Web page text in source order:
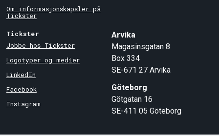
Om informasjonskapsler på
Tickster
Tickster
Jobbe hos Tickster
Logotyper og medier
LinkedIn
Facebook
Instagram
Arvika
Magasinsgatan 8
Box 334
SE-671 27 Arvika
Göteborg
Götgatan 16
SE-411 05 Göteborg